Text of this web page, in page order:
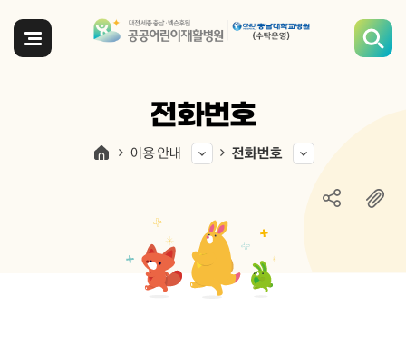
전체메뉴
전화번호
이용 안내 전화번호